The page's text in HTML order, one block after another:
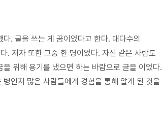
. 글을 쓰는 게 꿈이었다고 한다. 대다수의
. 저자 또한 그중 한 명이었다. 자신 같은 사람도
위해 용기를 냈으면 하는 바람으로 글을 이었다.
인지 많은 사람들에게 경험을 통해 알게 된 것을